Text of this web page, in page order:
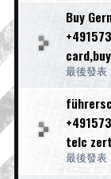
Buy
最後發表
telc
最後發表